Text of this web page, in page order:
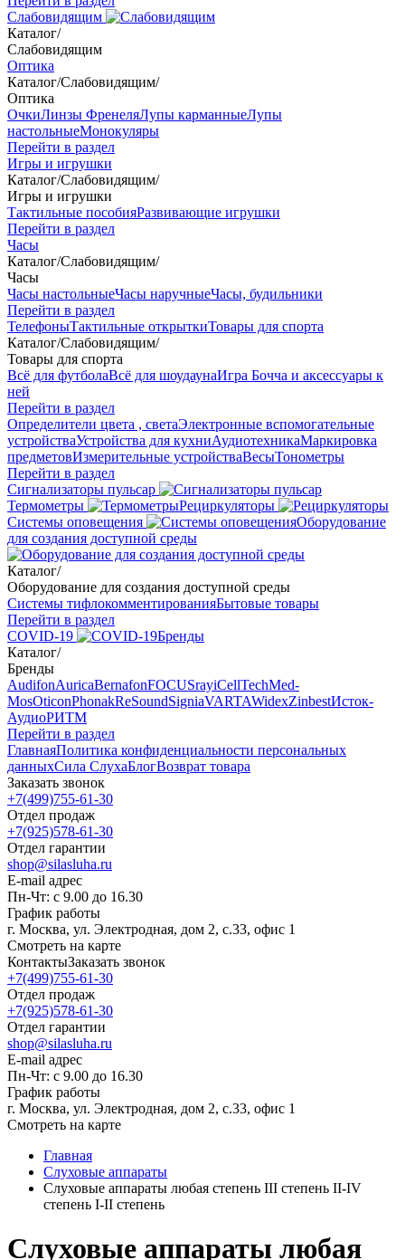
Слабовидящим
Каталог/
Слабовидящим
Оптика
Каталог/Слабовидящим/
Оптика
ОчкиЛинзы ФренеляЛупы карманныеЛупы
настольныеМонокуляры
Перейти в раздел
Игры и игрушки
Каталог/Слабовидящим/
Игры и игрушки
Тактильные пособияРазвивающие игрушки
Перейти в раздел
Часы
Каталог/Слабовидящим/
Часы
Часы настольныеЧасы наручныеЧасы, будильники
Перейти в раздел
ТелефоныТактильные открыткиТовары для спорта
Каталог/Слабовидящим/
Товары для спорта
Всё для футболаВсё для шоудаунаИгра Бочча и аксессуары к
ней
Перейти в раздел
Определители цвета , светаЭлектронные вспомогательные
устройстваУстройства для кухниАудиотехникаМаркировка
предметовИзмерительные устройстваВесыТонометры
Перейти в раздел
Сигнализаторы пульсар
Термометры
Рециркуляторы
Cистемы оповещения
Оборудование
для создания доступной среды
Каталог/
Оборудование для создания доступной среды
Системы тифлокомментированияБытовые товары
Перейти в раздел
COVID-19
Бренды
Каталог/
Бренды
AudifonAuricaBernafonFOCUSrayiCellTechMed-
MosOticonPhonakReSoundSigniaVARTAWidexZinbestИсток-
АудиоРИТМ
Перейти в раздел
ГлавнаяПолитика конфиденциальности персональных
данныхСила СлухаБлогВозврат товара
Заказать звонок
+7(499)755-61-30
Отдел продаж
+7(925)578-61-30
Отдел гарантии
shop@silasluha.ru
E-mail адрес
Пн-Чт: с 9.00 до 16.30
График работы
г. Москва, ул. Электродная, дом 2, с.33, офис 1
Смотреть на карте
КонтактыЗаказать звонок
+7(499)755-61-30
Отдел продаж
+7(925)578-61-30
Отдел гарантии
shop@silasluha.ru
E-mail адрес
Пн-Чт: с 9.00 до 16.30
График работы
г. Москва, ул. Электродная, дом 2, с.33, офис 1
Смотреть на карте
Главная
Слуховые аппараты
Слуховые аппараты любая степень III степень II-IV
степень I-II степень
Слуховые аппараты любая